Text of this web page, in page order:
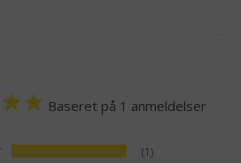
Baseret på 1 anmeldelser
1